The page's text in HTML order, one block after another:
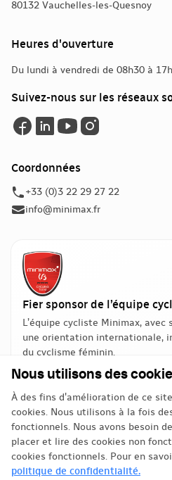
80132 Vauchelles-les-Quesnoy
Heures d'ouverture
Du lundi à vendredi de 08h30 à
Suivez-nous sur les réseaux
Coordonnées
+33 (0)3 22 29 27 22
info@minimax.fr
Fier sponsor de l’équipe
L’équipe cycliste Minimax,
une orientation internationale,
du cyclisme féminin.
Politique de confidentialité
Nous utilisons des
À des fins d'amélioration de ce
cookies. Nous utilisons à la fois
fonctionnels. Nous avons besoin
placer et lire des cookies non
cookies fonctionnels. Pour en
politique de confidentialité.